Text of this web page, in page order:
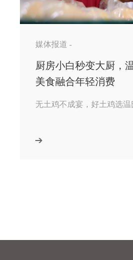
媒体报道 -
厨房小白秒变大厨，
美食融合年轻消费
无土鸡不成宴，好土鸡选温